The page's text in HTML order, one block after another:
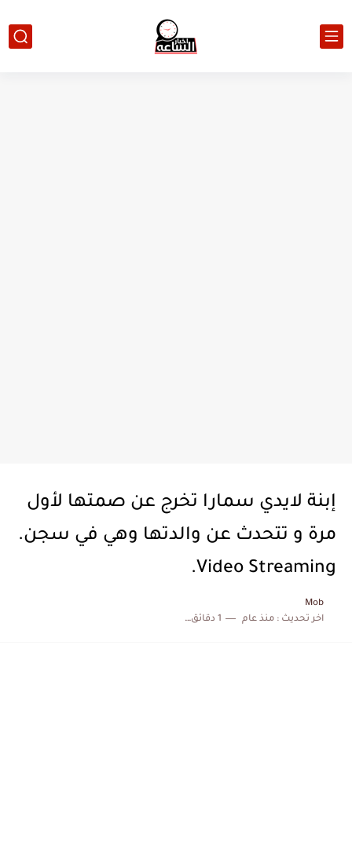
إبنة لايدي سمارا تخرج عن صمتها لأول
مرة و تتحدث عن والدتها وهي في سجن.
Video Streaming.
Mob
اخر تحديث :منذ عام 1 دقائق للقراءة